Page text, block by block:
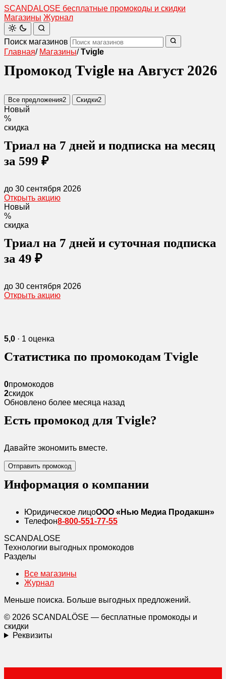
SCANDALOSE бесплатные промокоды и скидки
Магазины Журнал
Поиск магазинов
Главная/ Магазины/ Tvigle
Промокод Tvigle на Август 2026
Все предложения2 Скидки2
Новый
%
скидка
Триал на 7 дней и подписка на месяц
за 599 ₽
до 30 сентября 2026
Открыть акцию
Новый
%
скидка
Триал на 7 дней и суточная подписка
за 49 ₽
до 30 сентября 2026
Открыть акцию
5,0 · 1 оценка
Статистика по промокодам Tvigle
0промокодов
2скидок
Обновлено более месяца назад
Есть промокод для Tvigle?
Давайте экономить вместе.
Отправить промокод
Информация о компании
Юридическое лицоООО «Нью Медиа Продакшн»
Телефон8-800-551-77-55
SCANDALOSE
Технологии выгодных промокодов
Разделы
Все магазины
Журнал
Меньше поиска. Больше выгодных предложений.
© 2026 SCANDALÖSE — бесплатные промокоды и
скидки
Реквизиты